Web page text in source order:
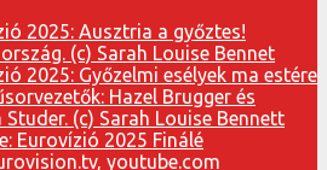
2025: Ausztria a győztes!
2025: Győzelmi esélyek ma estére
Eurovízió 2025 Finálé